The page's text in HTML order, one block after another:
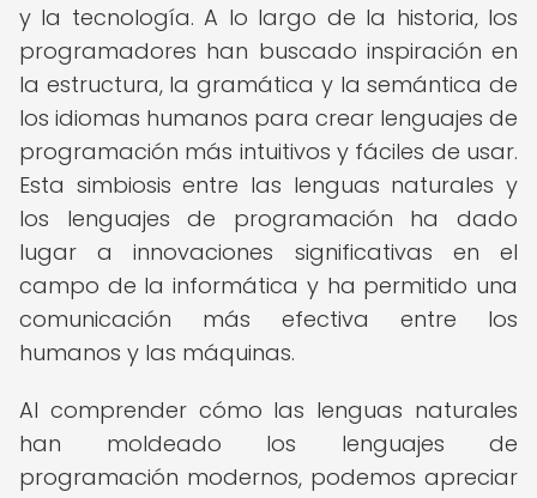
y la tecnología. A lo largo de la historia, los
programadores han buscado inspiración en
la estructura, la gramática y la semántica de
los idiomas humanos para crear lenguajes de
programación más intuitivos y fáciles de usar.
Esta simbiosis entre las lenguas naturales y
los lenguajes de programación ha dado
lugar a innovaciones significativas en el
campo de la informática y ha permitido una
comunicación más efectiva entre los
humanos y las máquinas.
Al comprender cómo las lenguas naturales
han moldeado los lenguajes de
programación modernos, podemos apreciar